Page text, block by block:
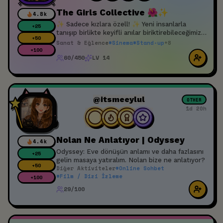
4.8k
+25
+50
+100
The Girls Collective 🌺✨
✨ Sadece kızlara özell! ✨ Yeni insanlarla
tanışıp birlikte keyifli anılar biriktirebileceğimiz
bir yer 😌💖 Festivaller, sergiler, fotoğraf
workshop’lar ve keşfedilecek yeni mekanlar…
yapabileceğimiz samimi bir community kurmak
istiyorum 🥲 Amacım güvenilir, pozitif ve
gerçek arkadaşlıklara dönüşecek bir grup
oluşturmak. Eğer sen de yeni arkadaşlar
edinmek ve birlikte etkinliklere katılmak
istiyorsan aramıza katılabilirsin. 💛🪩🌼
Sanat & Eğlence#Sinema#Stand-up+8
60/450 LV 14
4.4k
+25
+50
+100
@itsmeeylul OTHER
1d 20h
Nolan Ne Anlatıyor | Odyssey
Odyssey: Eve dönüşün anlamı ve daha fazlasını
gelin masaya yatıralım. Nolan bize ne anlatıyor?
Diğer Aktiviteler#Online Sohbet
#Film / Dizi İzleme
29/100